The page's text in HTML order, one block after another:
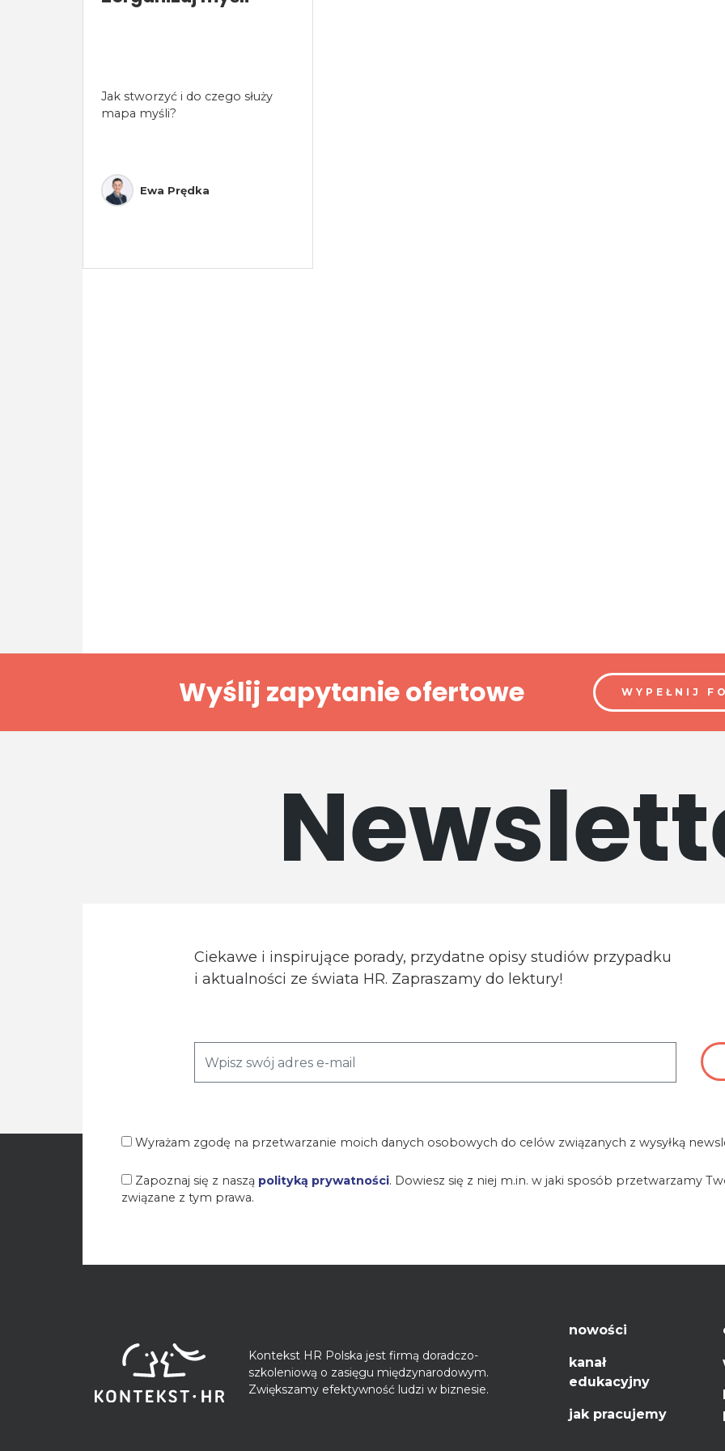
Jak stworzyć i do czego służy
mapa myśli?
Ewa Prędka
Wyślij zapytanie ofertowe WYPEŁNIJ
Ciekawe i inspirujące porady, przydatne opisy studiów przypadku
i aktualności ze świata HR. Zapraszamy do lektury!
Wyrażam zgodę na przetwarzanie moich danych osobowych do celów związanych z wysyłką
Zapoznaj się z naszą polityką prywatności. Dowiesz się z niej m.in. w jaki sposób przetwarzamy
związane z tym prawa.
Kontekst HR Polska jest firmą doradczo-
szkoleniową o zasięgu międzynarodowym.
Zwiększamy efektywność ludzi w biznesie.
nowości
kanał
edukacyjny
jak pracujemy